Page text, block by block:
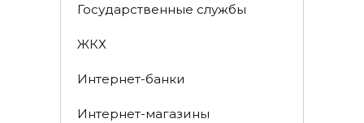
Государственные службы
ЖКХ
Интернет-банки
Интернет-магазины